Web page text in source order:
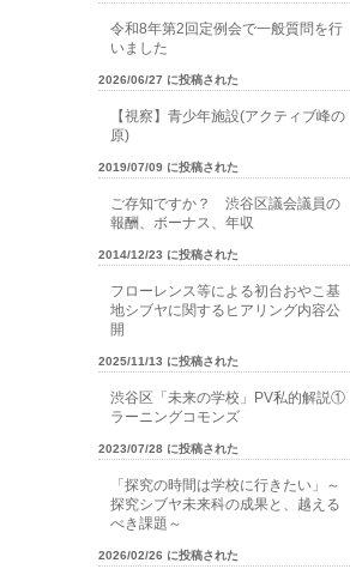
令和8年第2回定例会で一般質問を行
いました
2026/06/27 に投稿された
【視察】青少年施設(アクティブ峰の
原)
2019/07/09 に投稿された
ご存知ですか？ 渋谷区議会議員の
報酬、ボーナス、年収
2014/12/23 に投稿された
フローレンス等による初台おやこ基
地シブヤに関するヒアリング内容公
開
2025/11/13 に投稿された
渋谷区「未来の学校」PV私的解説①
ラーニングコモンズ
2023/07/28 に投稿された
「探究の時間は学校に行きたい」～
探究シブヤ未来科の成果と、越える
べき課題～
2026/02/26 に投稿された